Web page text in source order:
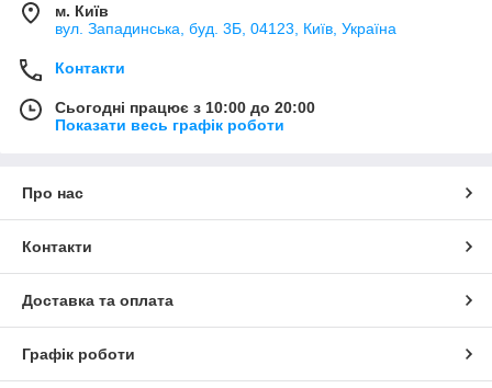
м. Київ
вул. Западинська, буд. 3Б, 04123, Київ, Україна
Контакти
Сьогодні працює з 10:00 до 20:00
Показати весь графік роботи
Про нас
Контакти
Доставка та оплата
Графік роботи